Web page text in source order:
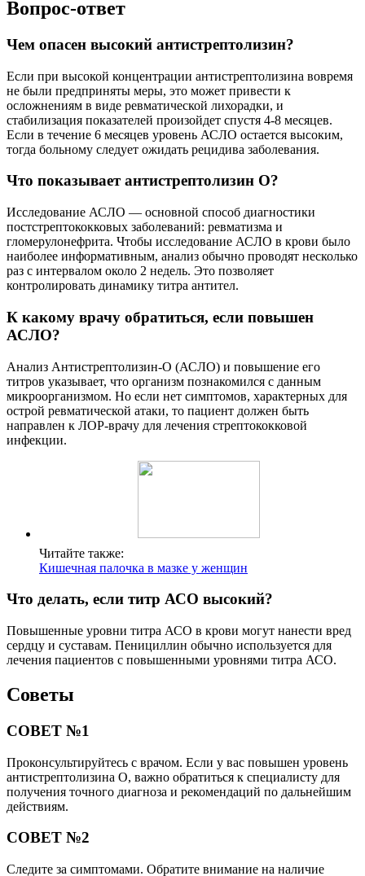
Вопрос-ответ
Чем опасен высокий антистрептолизин?
Если при высокой концентрации антистрептолизина вовремя
не были предприняты меры, это может привести к
осложнениям в виде ревматической лихорадки, и
стабилизация показателей произойдет спустя 4-8 месяцев.
Если в течение 6 месяцев уровень АСЛО остается высоким,
тогда больному следует ожидать рецидива заболевания.
Что показывает антистрептолизин О?
Исследование АСЛО — основной способ диагностики
постстрептококковых заболеваний: ревматизма и
гломерулонефрита. Чтобы исследование АСЛО в крови было
наиболее информативным, анализ обычно проводят несколько
раз с интервалом около 2 недель. Это позволяет
контролировать динамику титра антител.
К какому врачу обратиться, если повышен
АСЛО?
Анализ Антистрептолизин-О (АСЛО) и повышение его
титров указывает, что организм познакомился с данным
микроорганизмом. Но если нет симптомов, характерных для
острой ревматической атаки, то пациент должен быть
направлен к ЛОР-врачу для лечения стрептококковой
инфекции.
Читайте также:
Кишечная палочка в мазке у женщин
Что делать, если титр АСО высокий?
Повышенные уровни титра АСО в крови могут нанести вред
сердцу и суставам. Пенициллин обычно используется для
лечения пациентов с повышенными уровнями титра АСО.
Советы
СОВЕТ №1
Проконсультируйтесь с врачом. Если у вас повышен уровень
антистрептолизина О, важно обратиться к специалисту для
получения точного диагноза и рекомендаций по дальнейшим
действиям.
СОВЕТ №2
Следите за симптомами. Обратите внимание на наличие